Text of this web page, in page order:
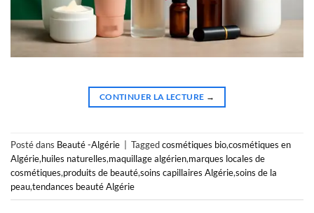
CONTINUER LA LECTURE →
Posté dans Beauté -Algérie Taggedcosmétiques bio,cosmétiques en
Algérie,huiles naturelles,maquillage algérien,marques locales de
cosmétiques,produits de beauté,soins capillaires Algérie,soins de la
peau,tendances beauté Algérie